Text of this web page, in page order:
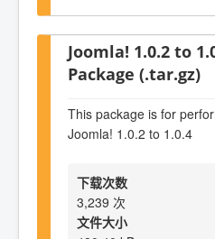
Joomla! 1.0.2 to
Package (.tar.gz)
This package is for
Joomla! 1.0.2 to 1.0.4
下载次数
3,239 次
文件大小